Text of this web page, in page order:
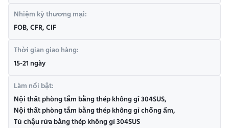
Nhiệm kỳ thương mại:
FOB, CFR, CIF
Thời gian giao hàng:
15-21 ngày
Làm nổi bật:
Nội thất phòng tắm bằng thép không gỉ 304SUS,
Nội thất phòng tắm bằng thép không gỉ chống ẩm,
Tủ chậu rửa bằng thép không gỉ 304SUS